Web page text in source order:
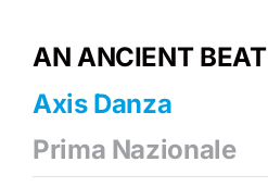
AN ANCIENT BEAT
Axis Danza
Prima Nazionale